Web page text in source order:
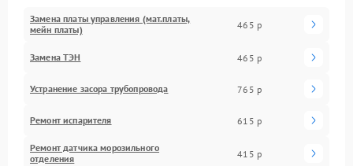
Замена платы управления (мат.платы,
мейн платы)
465 р
Замена ТЭН 465 р
Устранение засора трубопровода 765 р
Ремонт испарителя 615 р
Ремонт датчика морозильного
отделения
415 р